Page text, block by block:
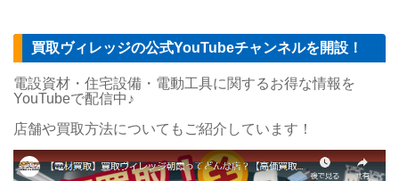
買取ヴィレッジの公式YouTubeチャンネルを開設！
電設資材・住宅設備・電動工具に関するお得な情報を
YouTubeで配信中♪
店舗や買取方法についてもご紹介しています！